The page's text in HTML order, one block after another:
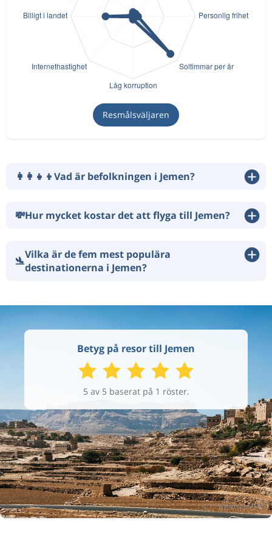
Resmålsväljaren
👩‍👩‍👧‍👦Vad är befolkningen i Jemen?
💸Hur mycket kostar det att flyga till Jemen?
🛬Vilka är de fem mest populära
destinationerna i Jemen?
Betyg på resor till Jemen
5 av 5 baserat på 1 röster.